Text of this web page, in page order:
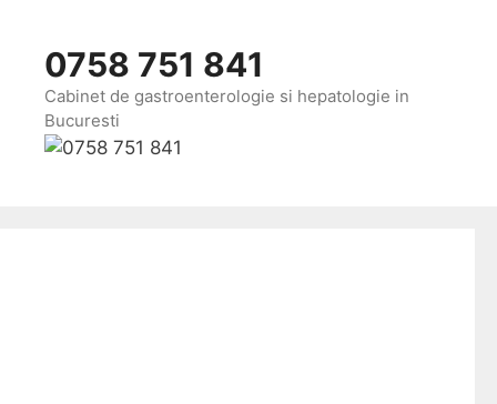
conținut0758 751 841
Cabinet de gastroenterologie si hepatologie in
Bucuresti